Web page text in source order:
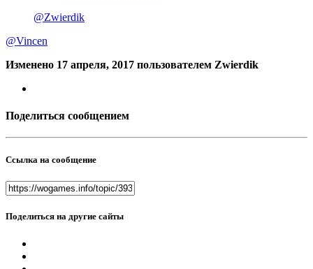
@Zwierdik
@Vincen
Изменено 17 апреля, 2017 пользователем Zwierdik
Поделиться сообщением
Ссылка на сообщение
Поделиться на другие сайты